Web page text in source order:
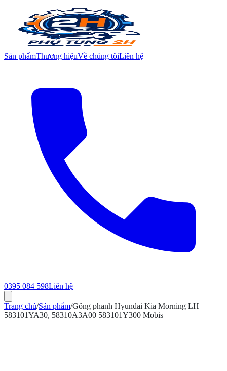
Sản phẩmThương hiệuVề chúng tôiLiên hệ
0395 084 598Liên hệ
Trang chủ/Sản phẩm/Gông phanh Hyundai Kia Morning LH
583101YA30, 58310A3A00 583101Y300 Mobis